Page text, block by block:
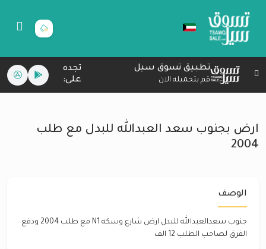
تطبيق تسوق سيل
قم بتحميله الان
تجده
على:
ارض بجنوب سعد العبدالله للبدل مع طلب
2004
الوصف
جنوب سعدالعبدالله للبدل ارض شارع وسكه N1 مع طلب 2004 ودفع
الفرق لصاحب الطلب 12 الف